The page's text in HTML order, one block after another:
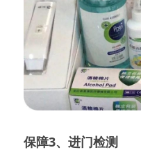
保障3、进门检测